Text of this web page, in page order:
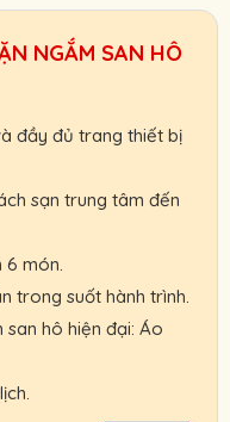
NGẮM SAN HÔ
đầy đủ trang thiết bị
sạn trung tâm đến
6 món.
trong suốt hành trình.
hô hiện đại: Áo